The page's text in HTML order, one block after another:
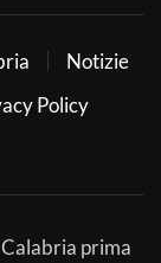
Notizie
Policy
prima